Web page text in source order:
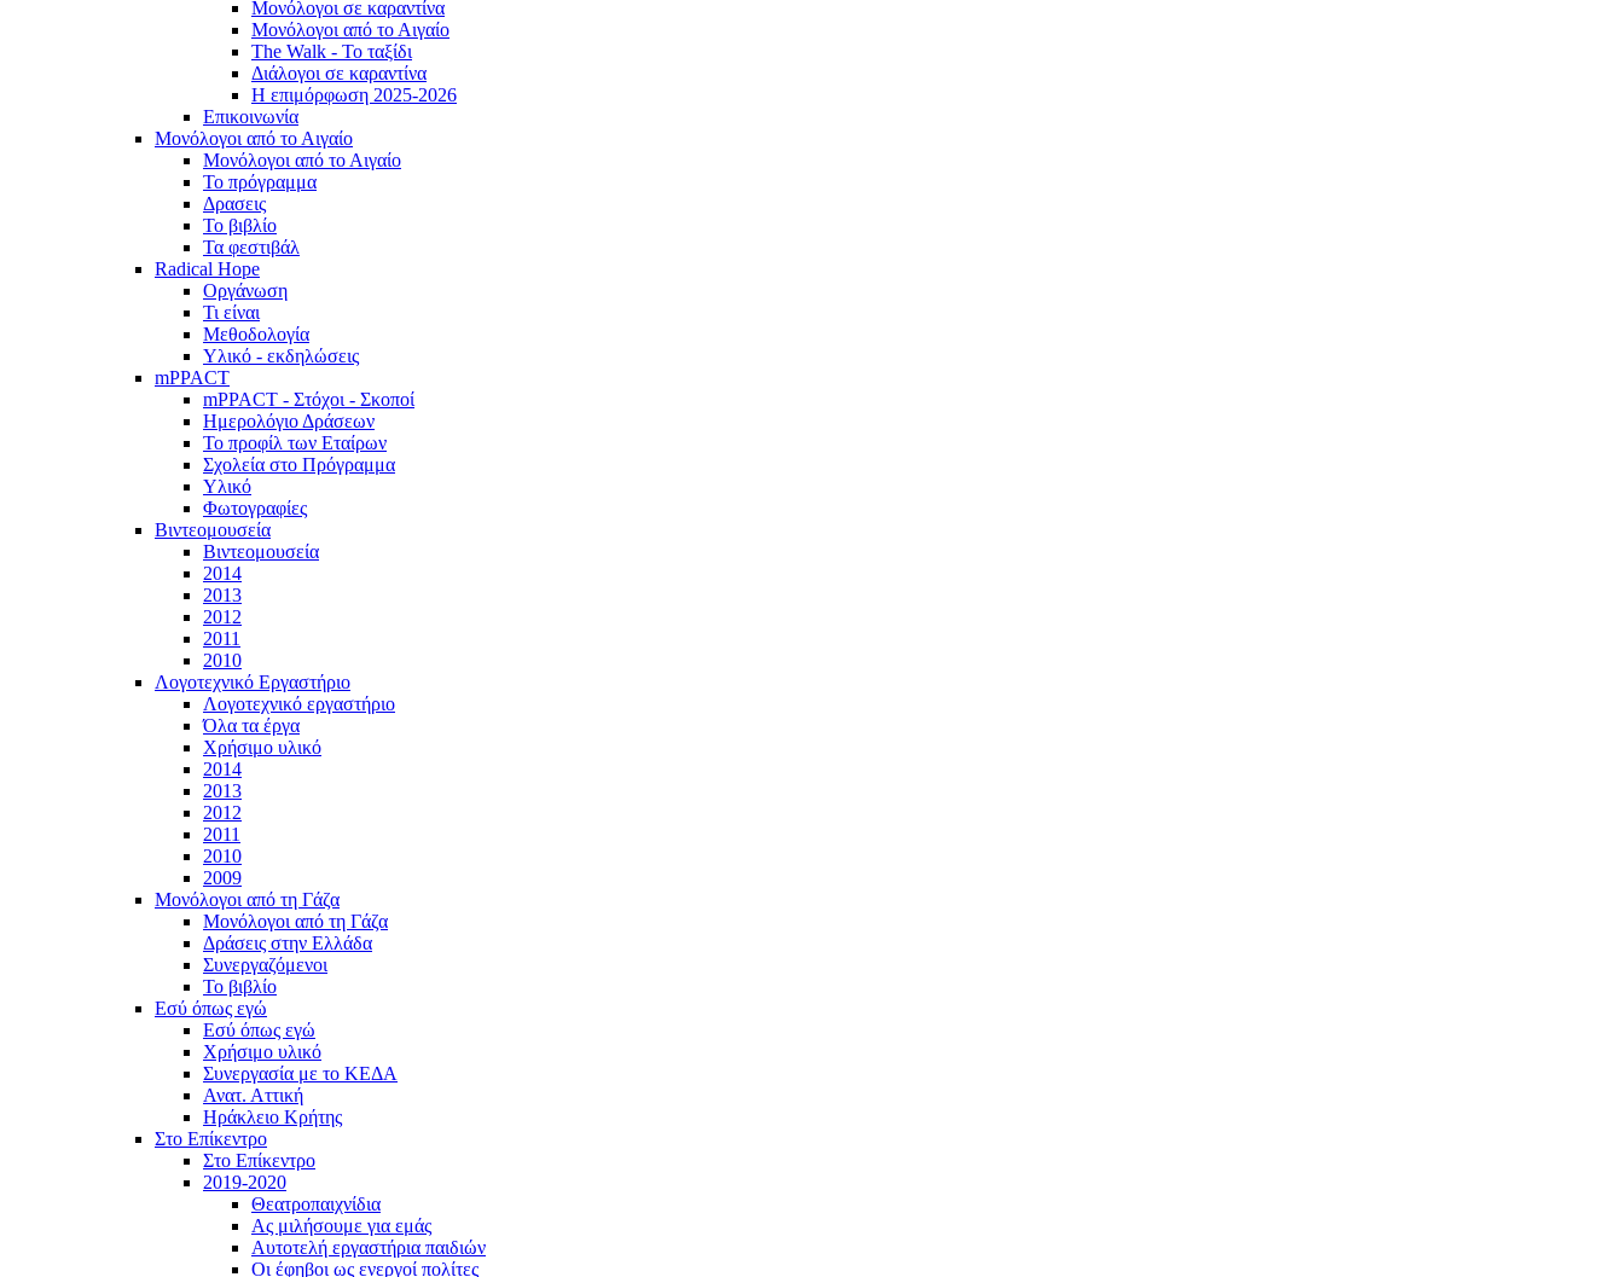
Μονόλογοι σε καραντίνα
Μονόλογοι από το Αιγαίο
The Walk - Το ταξίδι
Διάλογοι σε καραντίνα
Η επιμόρφωση 2025-2026
Επικοινωνία
Μονόλογοι από το Αιγαίο
Μονόλογοι από το Αιγαίο
Το πρόγραμμα
Δρασεις
Το βιβλίο
Τα φεστιβάλ
Radical Hope
Οργάνωση
Τι είναι
Μεθοδολογία
Υλικό - εκδηλώσεις
mPPACT
mPPACT - Στόχοι - Σκοποί
Ημερολόγιο Δράσεων
Το προφίλ των Εταίρων
Σχολεία στο Πρόγραμμα
Υλικό
Φωτογραφίες
Βιντεομουσεία
Βιντεομουσεία
2014
2013
2012
2011
2010
Λογοτεχνικό Εργαστήριο
Λογοτεχνικό εργαστήριο
Όλα τα έργα
Χρήσιμο υλικό
2014
2013
2012
2011
2010
2009
Μονόλογοι από τη Γάζα
Μονόλογοι από τη Γάζα
Δράσεις στην Ελλάδα
Συνεργαζόμενοι
To βιβλίο
Εσύ όπως εγώ
Εσύ όπως εγώ
Χρήσιμο υλικό
Συνεργασία με το ΚΕΔΑ
Ανατ. Αττική
Ηράκλειο Κρήτης
Στο Επίκεντρο
Στο Επίκεντρο
2019-2020
Θεατροπαιχνίδια
Ας μιλήσουμε για εμάς
Αυτοτελή εργαστήρια παιδιών
Οι έφηβοι ως ενεργοί πολίτες